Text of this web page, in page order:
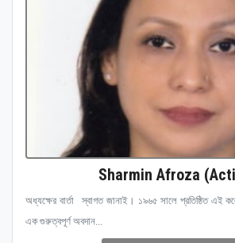
Sharmin Afroza
অধ্যক্ষের বার্তা স্বাগত জানাই। ১৯৬৫ সালে প্রতিষ্ঠিত এই
এক গুরুত্বপূর্ণ অবদান...